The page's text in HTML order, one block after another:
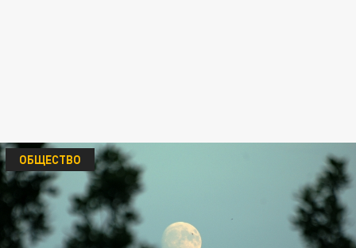
ОБЩЕСТВО